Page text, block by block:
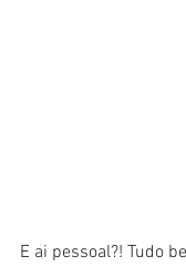
E ai pessoal?! Tudo